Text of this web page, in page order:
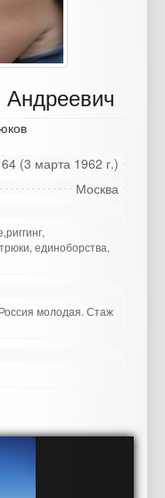
64 (3 марта 1962 г.)
Москва
единоборства,
молодая. Стаж